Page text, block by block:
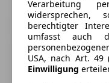
Verarbeitung
widersprechen,
berechtigter
umfasst auch
USA, nach Art. 49
Einwilligung